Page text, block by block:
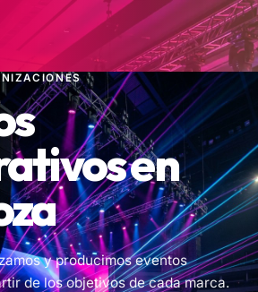
en
y producimos eventos
de los objetivos de cada marca.